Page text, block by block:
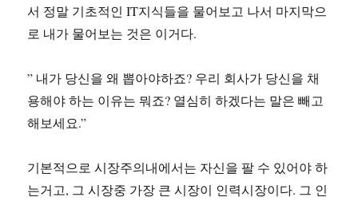
를
한,
티
에
티
나
서 정말 기초적인 IT지식들을 물어보고 나서 마지막으
로 내가 물어보는 것은 이거다.
” 내가 당신을 왜 뽑아야하죠? 우리 회사가 당신을 채
용해야 하는 이유는 뭐죠? 열심히 하겠다는 말은 빼고
해보세요.”
기본적으로 시장주의내에서는 자신을 팔 수 있어야 하
는거고, 그 시장중 가장 큰 시장이 인력시장이다. 그 인